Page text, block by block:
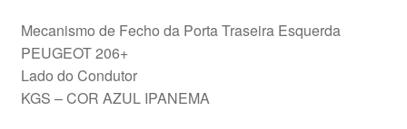
Mecanismo de Fecho da Porta Traseira Esquerda
PEUGEOT 206+
Lado do Condutor
KGS – COR AZUL IPANEMA